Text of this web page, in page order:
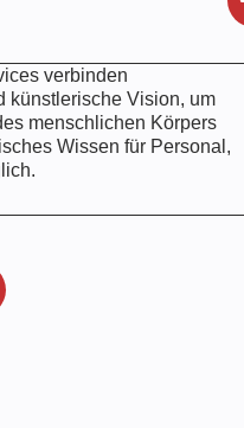
verbinden
künstlerische Vision, um
menschlichen Körpers
Wissen für Personal,